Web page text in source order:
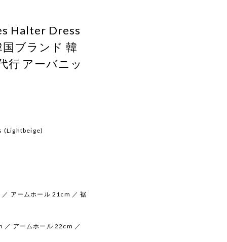
Halter Dress
ブランド 韓
行 アーバニッ
(Lightbeige)
アームホール 21cm ／ 裾
／ アームホール 22cm ／